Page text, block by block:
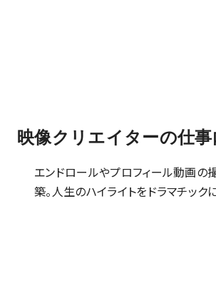
映像クリエイターの仕事
エンドロールやプロフィール動画の
築。人生のハイライトをドラマチッ